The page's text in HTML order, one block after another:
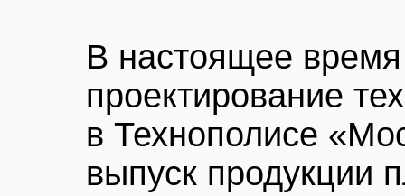
В настоящее
проектирование
в Технополисе
выпуск продукции